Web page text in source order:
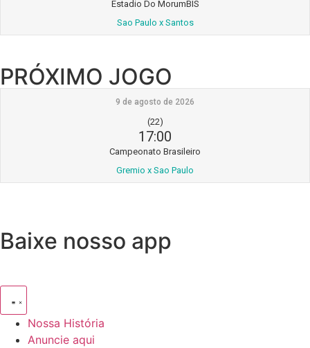
Estadio Do MorumBIS
Sao Paulo x Santos
PRÓXIMO JOGO
9 de agosto de 2026
(22)
17:00
Campeonato Brasileiro
Gremio x Sao Paulo
Baixe nosso app
Nossa História
Anuncie aqui